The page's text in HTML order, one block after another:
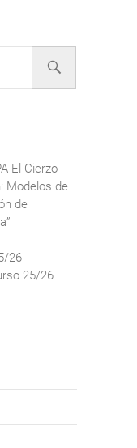
El Cierzo
Modelos de
de
26
25/26